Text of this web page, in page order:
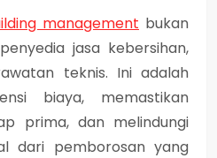
management bukan
jasa kebersihan,
teknis. Ini adalah
biaya, memastikan
prima, dan melindungi
dari pemborosan yang